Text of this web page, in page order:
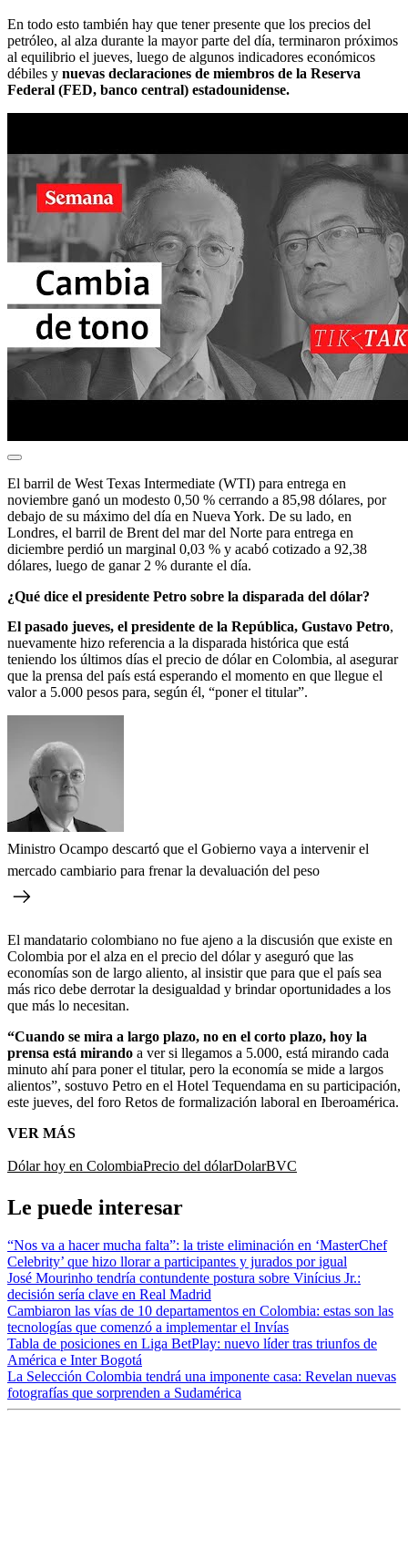
En todo esto también hay que tener presente que los precios del
petróleo, al alza durante la mayor parte del día, terminaron próximos
al equilibrio el jueves, luego de algunos indicadores económicos
débiles y nuevas declaraciones de miembros de la Reserva
Federal (FED, banco central) estadounidense.
El barril de West Texas Intermediate (WTI) para entrega en
noviembre ganó un modesto 0,50 % cerrando a 85,98 dólares, por
debajo de su máximo del día en Nueva York. De su lado, en
Londres, el barril de Brent del mar del Norte para entrega en
diciembre perdió un marginal 0,03 % y acabó cotizado a 92,38
dólares, luego de ganar 2 % durante el día.
¿Qué dice el presidente Petro sobre la disparada del dólar?
El pasado jueves, el presidente de la República, Gustavo Petro,
nuevamente hizo referencia a la disparada histórica que está
teniendo los últimos días el precio de dólar en Colombia, al asegurar
que la prensa del país está esperando el momento en que llegue el
valor a 5.000 pesos para, según él, “poner el titular”.
Ministro Ocampo descartó que el Gobierno vaya a intervenir el
mercado cambiario para frenar la devaluación del peso
El mandatario colombiano no fue ajeno a la discusión que existe en
Colombia por el alza en el precio del dólar y aseguró que las
economías son de largo aliento, al insistir que para que el país sea
más rico debe derrotar la desigualdad y brindar oportunidades a los
que más lo necesitan.
“Cuando se mira a largo plazo, no en el corto plazo, hoy la
prensa está mirando a ver si llegamos a 5.000, está mirando cada
minuto ahí para poner el titular, pero la economía se mide a largos
alientos”, sostuvo Petro en el Hotel Tequendama en su participación,
este jueves, del foro Retos de formalización laboral en Iberoamérica.
VER MÁS
Dólar hoy en ColombiaPrecio del dólarDolarBVC
Le puede interesar
“Nos va a hacer mucha falta”: la triste eliminación en ‘MasterChef
Celebrity’ que hizo llorar a participantes y jurados por igual
José Mourinho tendría contundente postura sobre Vinícius Jr.:
decisión sería clave en Real Madrid
Cambiaron las vías de 10 departamentos en Colombia: estas son las
tecnologías que comenzó a implementar el Invías
Tabla de posiciones en Liga BetPlay: nuevo líder tras triunfos de
América e Inter Bogotá
La Selección Colombia tendrá una imponente casa: Revelan nuevas
fotografías que sorprenden a Sudamérica